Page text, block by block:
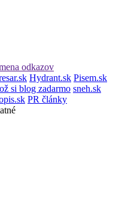
odkazov
Hydrant.sk Pisem.sk
si blog zadarmo sneh.sk
PR články